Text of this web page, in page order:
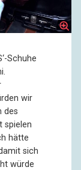
Schuhe
wir
des
spielen
hätte
sich
würde